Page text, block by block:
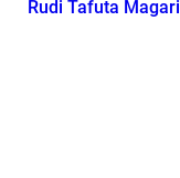
Rudi Tafuta Magari